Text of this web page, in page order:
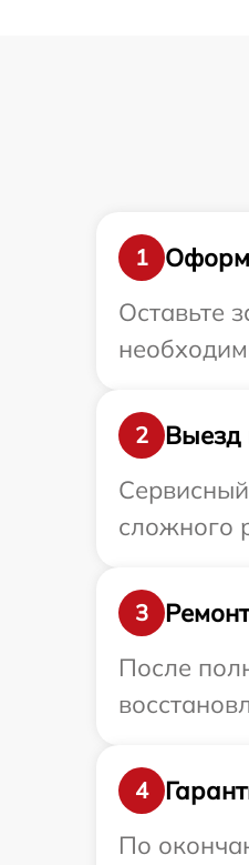
1
Оставьте
2
Выезд
сложного
3
После
4
По